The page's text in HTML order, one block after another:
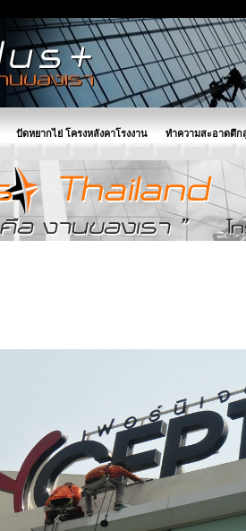
ปัดหยากไย่ โครงหลังคาโรงงาน ทำความสะอาดตึก